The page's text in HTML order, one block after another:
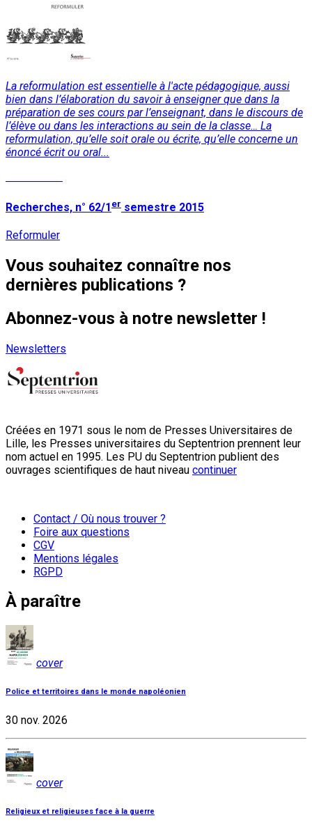
La reformulation est essentielle à l'acte pédagogique, aussi
bien dans l’élaboration du savoir à enseigner que dans la
préparation de ses cours par l’enseignant, dans le discours de
l’élève ou dans les interactions au sein de la classe… La
reformulation, qu’elle soit orale ou écrite, qu’elle concerne un
énoncé écrit ou oral...
Recherches, n° 62/1 er semestre 2015
Reformuler
Vous souhaitez connaître nos
dernières publications ?
Abonnez-vous à notre newsletter !
Newsletters
Créées en 1971 sous le nom de Presses Universitaires de
Lille, les Presses universitaires du Septentrion prennent leur
nom actuel en 1995. Les PU du Septentrion publient des
ouvrages scientifiques de haut niveau continuer
Contact / Où nous trouver ?
Foire aux questions
CGV
Mentions légales
RGPD
À paraître
cover
Police et territoires dans le monde napoléonien
30 nov. 2026
cover
Religieux et religieuses face à la guerre